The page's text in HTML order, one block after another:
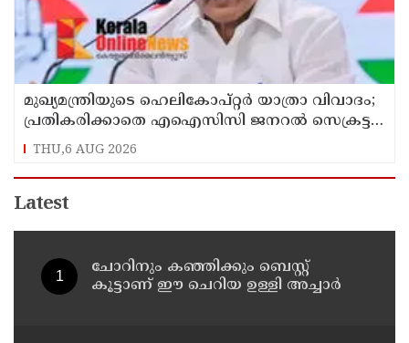
മുഖ്യമന്ത്രിയുടെ ഹെലികോപ്റ്റര്‍ യാത്രാ വിവാദം;
പ്രതികരിക്കാതെ എഐസിസി ജനറല്‍ സെക്രട്ടറി
കെ സി വേണുഗോപാല്‍
THU,6 AUG 2026
Latest
കൂട്ടാണ് ഈ ചെറിയ ഉള്ളി അച്ചാർ